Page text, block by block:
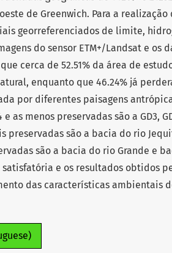
de Greenwich. Para a
georreferenciados de limite,
do sensor ETM+/Landsat e os
cerca de 52.51% da área de
enquanto que 46.24% já
por diferentes paisagens
e as menos preservadas são a GD3,
preservadas são a bacia do rio
são a bacia do rio Grande e
e os resultados obtidos
das características ambientais